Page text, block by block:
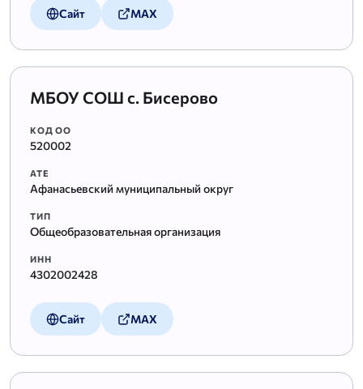
Сайт MAX
МБОУ СОШ с. Бисерово
КОД ОО
520002
АТЕ
Афанасьевский муниципальный округ
ТИП
Общеобразовательная организация
ИНН
4302002428
Сайт MAX